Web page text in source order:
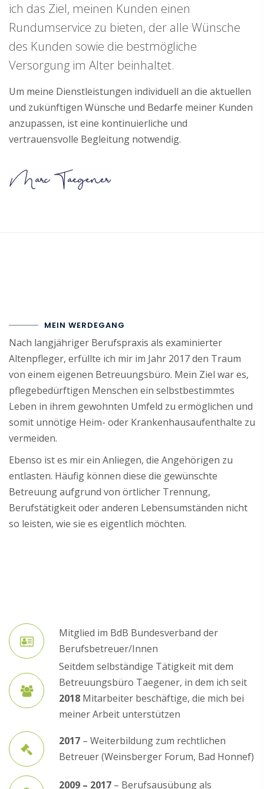
ich das Ziel, meinen Kunden einen
Rundumservice zu bieten, der alle Wünsche
des Kunden sowie die bestmögliche
Versorgung im Alter beinhaltet.
Um meine Dienstleistungen individuell an die aktuellen
und zukünftigen Wünsche und Bedarfe meiner Kunden
anzupassen, ist eine kontinuierliche und
vertrauensvolle Begleitung notwendig.
MEIN WERDEGANG
Nach langjähriger Berufspraxis als examinierter
Altenpfleger, erfüllte ich mir im Jahr 2017 den Traum
von einem eigenen Betreuungsbüro. Mein Ziel war es,
pflegebedürftigen Menschen ein selbstbestimmtes
Leben in ihrem gewohnten Umfeld zu ermöglichen und
somit unnötige Heim- oder Krankenhausaufenthalte zu
vermeiden.
Ebenso ist es mir ein Anliegen, die Angehörigen zu
entlasten. Häufig können diese die gewünschte
Betreuung aufgrund von örtlicher Trennung,
Berufstätigkeit oder anderen Lebensumständen nicht
so leisten, wie sie es eigentlich möchten.
Mitglied im BdB Bundesverband der
Berufsbetreuer/Innen
Seitdem selbständige Tätigkeit mit dem
Betreuungsbüro Taegener, in dem ich seit
2018 Mitarbeiter beschäftige, die mich bei
meiner Arbeit unterstützen
2017 – Weiterbildung zum rechtlichen
Betreuer (Weinsberger Forum, Bad Honnef)
2009 – 2017 – Berufsausübung als